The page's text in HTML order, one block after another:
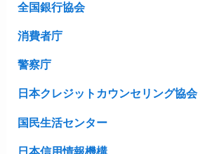
全国銀行協会
消費者庁
警察庁
日本クレジットカウンセリング協会
国民生活センター
日本信用情報機構